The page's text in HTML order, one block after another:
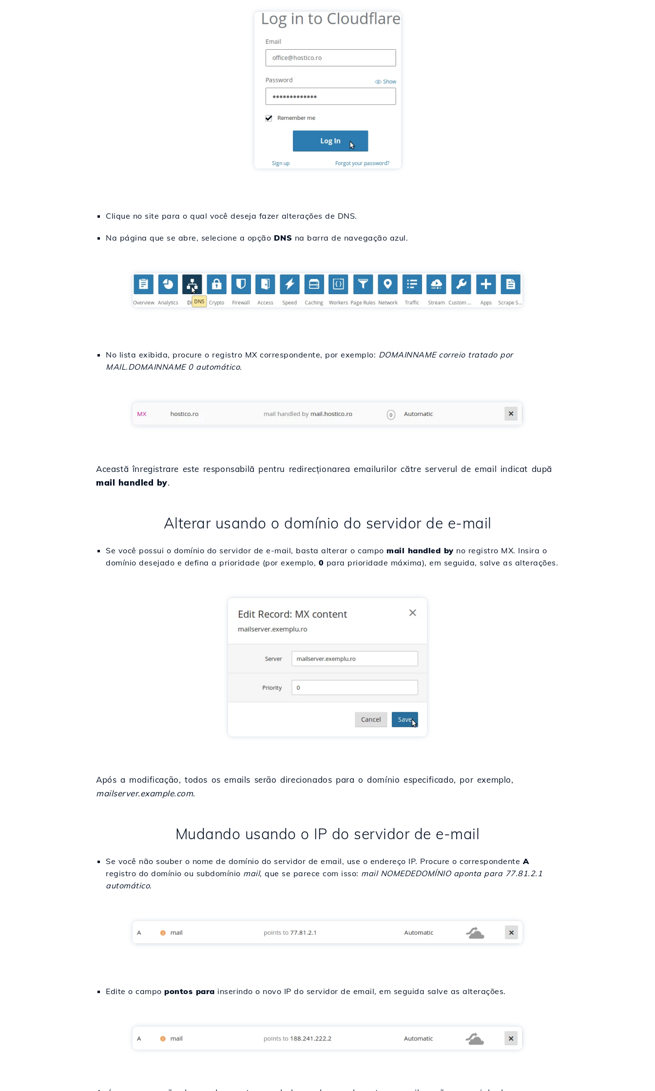
Clique no site para o qual você deseja fazer alterações de DNS.
Na página que se abre, selecione a opção DNS na barra de navegação azul.
No lista exibida, procure o registro MX correspondente, por exemplo: DOMAINNAME correio tratado por
MAIL.DOMAINNAME 0 automático.
Această înregistrare este responsabilă pentru redirecționarea emailurilor către serverul de email indicat după
mail handled by.
Alterar usando o domínio do servidor de e-mail
Se você possui o domínio do servidor de e-mail, basta alterar o campo mail handled by no registro MX. Insira o
domínio desejado e defina a prioridade (por exemplo, 0 para prioridade máxima), em seguida, salve as alterações.
Após a modificação, todos os emails serão direcionados para o domínio especificado, por exemplo,
mailserver.example.com.
Mudando usando o IP do servidor de e-mail
Se você não souber o nome de domínio do servidor de email, use o endereço IP. Procure o correspondente A
registro do domínio ou subdomínio mail, que se parece com isso: mail NOMEDEDOMÍNIO aponta para 77.81.2.1
automático.
Edite o campo pontos para inserindo o novo IP do servidor de email, em seguida salve as alterações.